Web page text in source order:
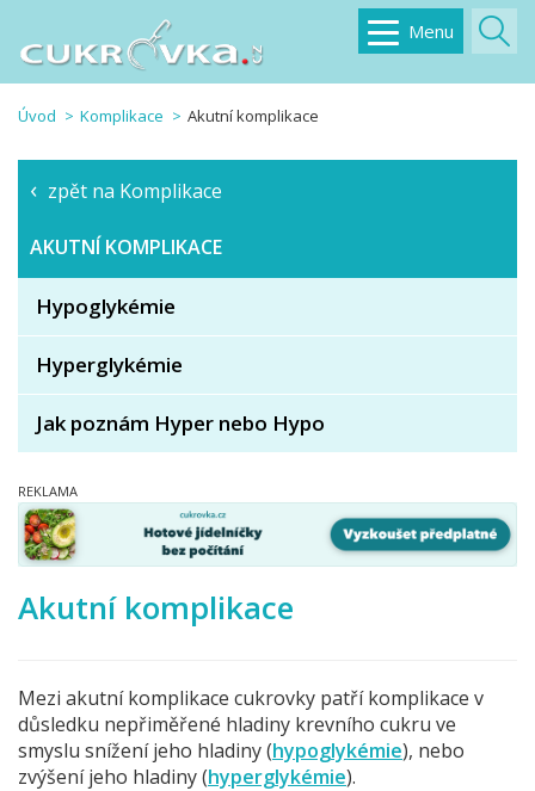
Menu
Úvod Komplikace Akutní komplikace
zpět na Komplikace
AKUTNÍ KOMPLIKACE
Hypoglykémie
Hyperglykémie
Jak poznám Hyper nebo Hypo
Akutní komplikace
Mezi akutní komplikace cukrovky patří komplikace v
důsledku nepřiměřené hladiny krevního cukru ve
smyslu snížení jeho hladiny (hypoglykémie), nebo
zvýšení jeho hladiny (hyperglykémie).